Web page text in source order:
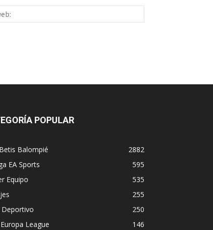
web:
POPULAR
Balompié
2882
EA Sports
595
Equipo
535
255
Deportivo
250
League
146